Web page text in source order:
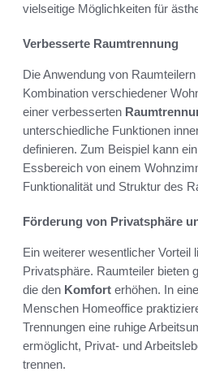
vielseitige Möglichkeiten für
Verbesserte Raumtrennung
Die Anwendung von
Kombination verschiedener
einer verbesserten
unterschiedliche Funktionen
definieren. Zum Beispiel kann
Essbereich von einem
Funktionalität und Struktur des
Förderung von Privatsphäre
Ein weiterer wesentlicher Vorteil
Privatsphäre. Raumteiler bieten
die den Komfort erhöhen. In
Menschen Homeoffice
Trennungen eine ruhige
ermöglicht, Privat- und
trennen.